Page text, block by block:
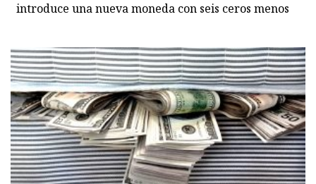
introduce una nueva moneda con seis ceros menos